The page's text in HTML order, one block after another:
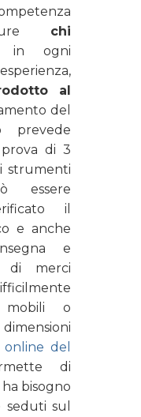
chi
in ogni
al
del
prevede
di 3
strumenti
il
e anche
e
di merci
mobili o
del
di
bisogno
sul